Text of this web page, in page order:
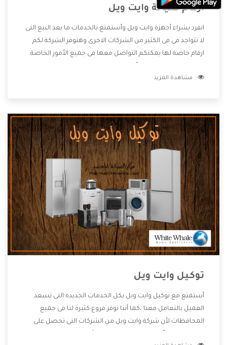
ارقام صيانة وايت ويل
انفرد بشراء أجهزة وايت ويل وأستمتع بالخدمات ما بعد البيع التى
لا تتواجد فى فى الكثير من الشركات الاخرى وهتوفر الشركة لكم
ارقام خاصة لها يمكنكم التواصل معها فى جميع الأمور الخاصة
من خلال العروض والخصومات التى تتقدم لكم .
مشاهدة المزيد
توكيل وايت ويل
أستمتع مع توكيل وايت ويل بكل الخدمات الجديدة التى تسعد
العميل بالتعامل معنا ،كما أننا نوفر فروع كثيرة لنا فى جميع
المحافظات لأن شركة وايت ويل من الشركات التى تحصل على